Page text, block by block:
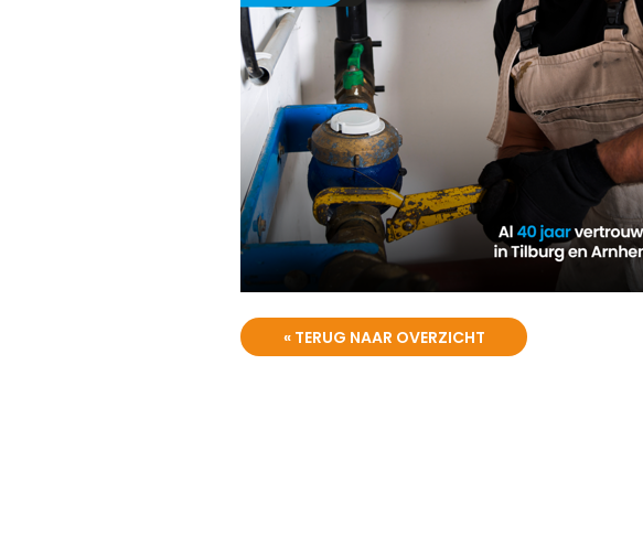
« TERUG NAAR OVERZICHT